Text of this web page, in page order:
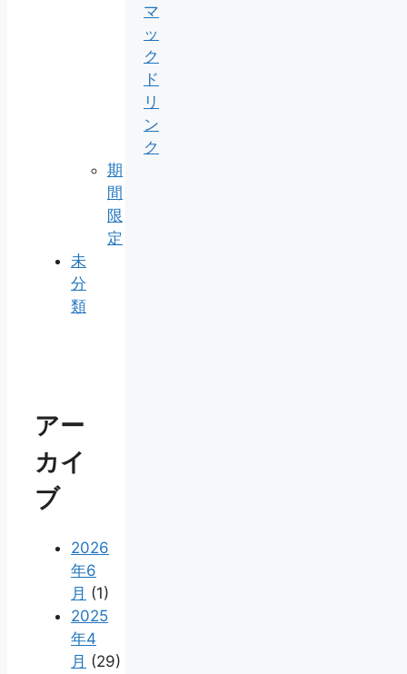
マ
ッ
ク
ド
リ
ン
ク
期
間
限
定
未
分
類
アー
カイ
ブ
2026
年6
月 (1)
2025
年4
月 (29)